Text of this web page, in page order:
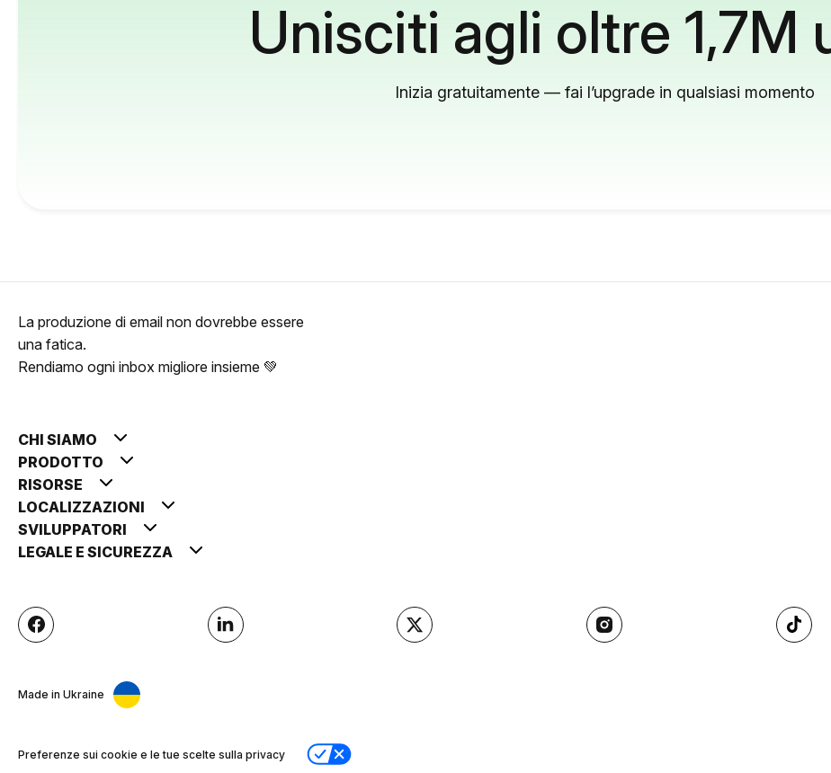
Unisciti agli oltre 1,7M
Inizia gratuitamente — fai l’upgrade in qualsiasi momento
La produzione di email non dovrebbe essere
una fatica.
Rendiamo ogni inbox migliore insieme 💚
CHI SIAMO
PRODOTTO
RISORSE
LOCALIZZAZIONI
SVILUPPATORI
LEGALE E SICUREZZA
Made in Ukraine
Preferenze sui cookie e le tue scelte sulla privacy